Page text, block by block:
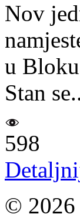
Nov
u
Stan
598
© 2026